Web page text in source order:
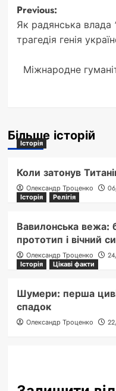
Post
navigation
Previous:
Як радянська влада
трагедія генія
Міжнародне
Більше історій
Історія
Коли затонув
Олександр Троценко
Історія
Релігія
Вавилонська вежа:
прототип і вічний
Олександр Троценко
Історія
Цікаві факти
Шумери: перша
спадок
Олександр Троценко